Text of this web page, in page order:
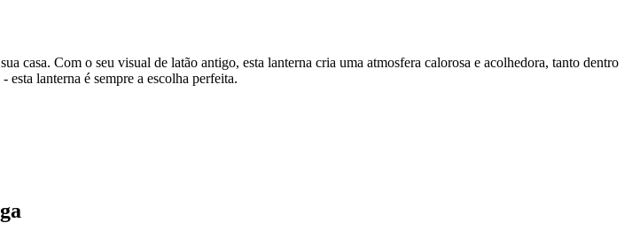
casa. Com o seu visual de latão antigo, esta lanterna cria uma atmosfera calorosa e acolhedora, tanto dentro
esta lanterna é sempre a escolha perfeita.